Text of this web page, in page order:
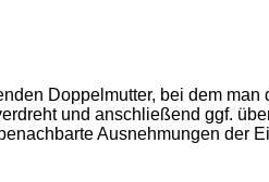
Doppelmutter, bei dem
und anschließend ggf.
Ausnehmungen der